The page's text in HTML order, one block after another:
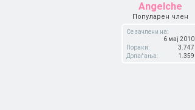
Angelche
Популарен член
Се зачлени на:
6 мај 2010
Пораки:
3.747
Допаѓања:
1.359